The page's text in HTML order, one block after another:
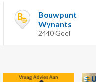
Bouwpunt
Wynants
2440 Geel